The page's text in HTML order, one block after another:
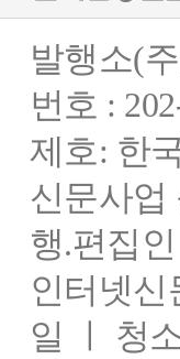
발행소(
번호 :
제호: 한
신문사업
행.편집
인터넷신
일 ㅣ 청